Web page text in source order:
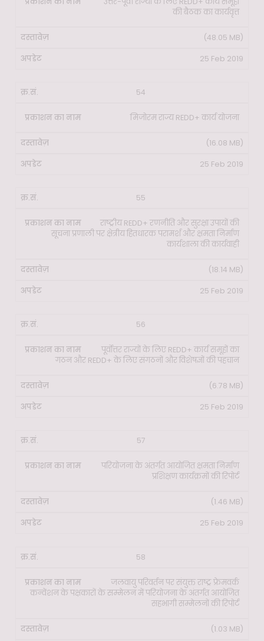
की बैठक का कार्यवृत्त
(48.05 MB)
25 Feb 2019
54
मिजोरम राज्य REDD+ कार्य योजना
(16.08 MB)
25 Feb 2019
55
राष्ट्रीय REDD+ रणनीति और सुरक्षा उपायों की
सूचना प्रणाली पर क्षेत्रीय हितधारक परामर्श और क्षमता निर्माण
कार्यशाला की कार्यवाही
(18.14 MB)
25 Feb 2019
56
पूर्वोत्तर राज्यों के लिए REDD+ कार्य समूहों का
गठन और REDD+ के लिए संगठनों और विशेषज्ञों की पहचान
(6.78 MB)
25 Feb 2019
57
परियोजना के अंतर्गत आयोजित क्षमता निर्माण
प्रशिक्षण कार्यक्रमों की रिपोर्ट
(1.46 MB)
25 Feb 2019
58
जलवायु परिवर्तन पर संयुक्त राष्ट्र फ्रेमवर्क
कन्वेंशन के पक्षकारों के सम्मेलन में परियोजना के अंतर्गत आयोजित
सहभागी सम्मेलनों की रिपोर्ट
(1.03 MB)